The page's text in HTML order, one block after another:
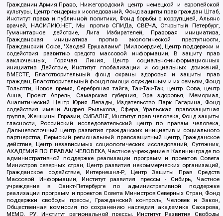
Гражданин.Армия.Право, Нижегородский центр немецкой и европейской
культуры, Центр гендерных исследований, Фонд защиты прав граждан Штаб,
Институт права и публичной политики, Фонд борьбы с коррупцией, Альянс
врачей, НАСИЛИЮ.НЕТ, Мы против СПИДа, СВЕЧА, Открытый Петербург,
Гуманитарное действие, Лига Избирателей, Правовая инициатива,
Гражданская инициатива против экологической преступности,
Гражданский Союз, "Хасдей Ерушалаим" (Милосердие), Центр поддержки и
содействия развитию средств массовой информации, В защиту прав
заключенных, Горячая Линия, Центр социально-информационных
инициатив Действие, Институт глобализации и социальных движений,
ВМЕСТЕ, Благотворительный фонд охраны здоровья и защиты прав
граждан, Благотворительный фонд помощи осужденным и их семьям, Фонд
Тольятти, Новое время, Серебряная тайга, Так-Так-Так, центр Сова, центр
Анна, Проект Апрель, Самарская губерния, Эра здоровья, Мемориал,
Аналитический Центр Юрия Левады, Издательство Парк Гагарина, Фонд
содействия имени Андрея Рылькова, Сфера, Уральская правозащитная
группа, Женщины Евразии, СИБАЛЬТ, Институт прав человека, Фонд защиты
гласности, Российский исследовательский центр по правам человека,
Дальневосточный центр развития гражданских инициатив и социального
партнерства, Пермский региональный правозащитный центр, Гражданское
действие, Центр независимых социологических исследований, Сутяжник,
АКАДЕМИЯ ПО ПРАВАМ ЧЕЛОВЕКА, Частное учреждение в Калининграде по
административной поддержке реализации программ и проектов Совета
Министров северных стран, Центр развития некоммерческих организаций,
Гражданское содействие, Интернешнл-Р, Центр Защиты Прав Средств
Массовой Информации, Институт развития прессы - Сибирь, Частное
учреждение в Санкт-Петербурге по административной поддержке
реализации программ и проектов Совета Министров Северных Стран, Фонд
поддержки свободы прессы, Гражданский контроль, Человек и Закон,
Общественная комиссия по сохранению наследия академика Сахарова,
МЕМО. РУ, Институт региональной прессы, Институт Развития Свободы